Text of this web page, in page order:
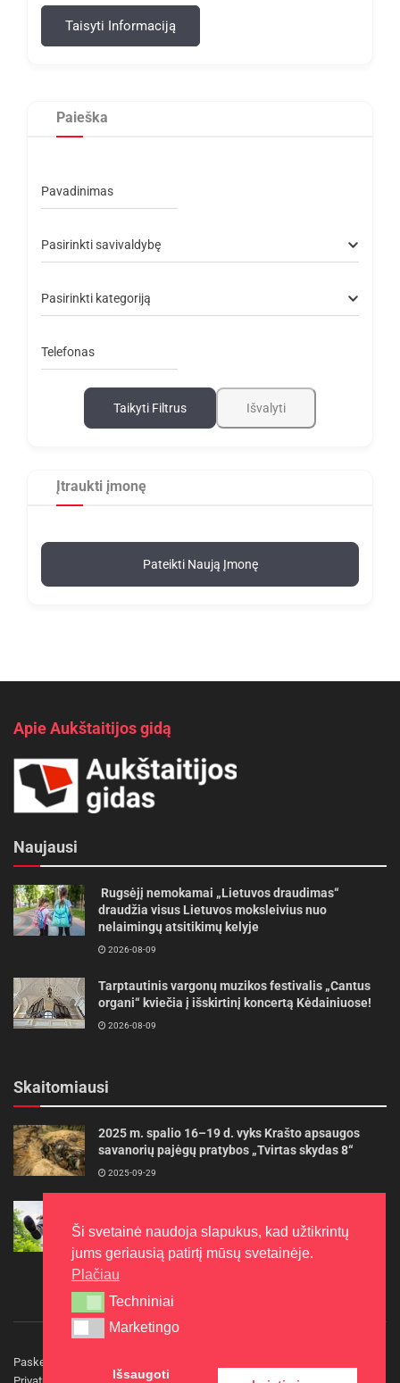
Taisyti Informaciją
Paieška
Pavadinimas
Pasirinkti savivaldybę
Pasirinkti kategoriją
Telefonas
Taikyti Filtrus Išvalyti
Įtraukti įmonę
Pateikti Naują Įmonę
Apie Aukštaitijos gidą
Naujausi
Rugsėjį nemokamai „Lietuvos draudimas“
draudžia visus Lietuvos moksleivius nuo
nelaimingų atsitikimų kelyje
2026-08-09
Tarptautinis vargonų muzikos festivalis „Cantus
organi“ kviečia į išskirtinį koncertą Kėdainiuose!
2026-08-09
Skaitomiausi
2025 m. spalio 16–19 d. vyks Krašto apsaugos
savanorių pajėgų pratybos „Tvirtas skydas 8“
2025-09-29
ilgiau
2022-06-27
Paskelbkite naujieną
Ši svetainė naudoja slapukus, kad užtikrintų
jums geriausią patirtį mūsų svetainėje.
Plačiau
Techniniai
Techniniai
Marketingo
Marketingo
Išsaugoti